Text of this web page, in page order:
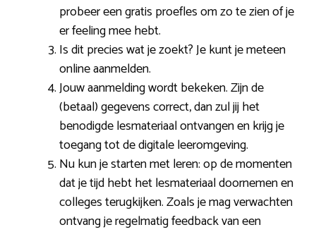
probeer een gratis proefles om zo te zien of je
er feeling mee hebt.
Is dit precies wat je zoekt? Je kunt je meteen
online aanmelden.
Jouw aanmelding wordt bekeken. Zijn de
(betaal) gegevens correct, dan zul jij het
benodigde lesmateriaal ontvangen en krijg je
toegang tot de digitale leeromgeving.
Nu kun je starten met leren: op de momenten
dat je tijd hebt het lesmateriaal doornemen en
colleges terugkijken. Zoals je mag verwachten
ontvang je regelmatig feedback van een